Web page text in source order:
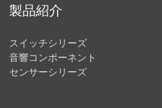
製品紹介
スイッチシリーズ
音響コンポーネント
センサーシリーズ